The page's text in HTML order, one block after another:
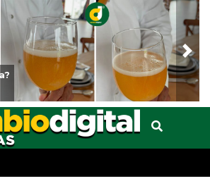
Fortalece Ayuntamiento de
animales del Parque Miguel Ángel de